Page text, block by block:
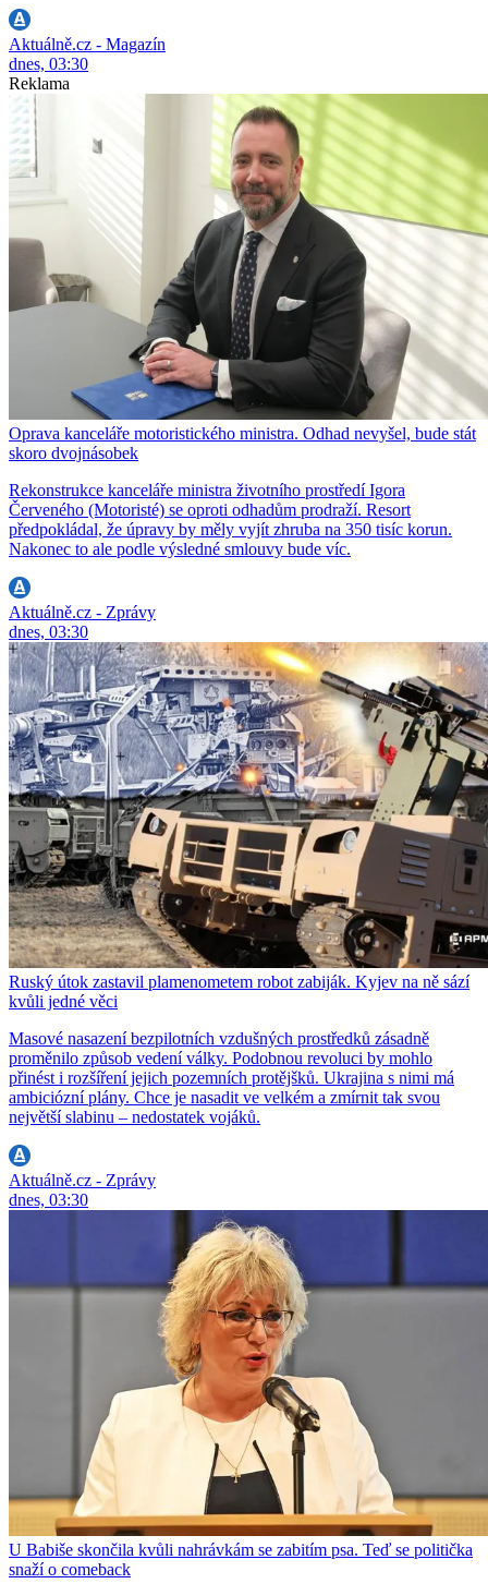
Aktuálně.cz - Magazín
dnes, 03:30
Reklama
Oprava kanceláře motoristického ministra. Odhad nevyšel, bude stát
skoro dvojnásobek
Rekonstrukce kanceláře ministra životního prostředí Igora
Červeného (Motoristé) se oproti odhadům prodraží. Resort
předpokládal, že úpravy by měly vyjít zhruba na 350 tisíc korun.
Nakonec to ale podle výsledné smlouvy bude víc.
Aktuálně.cz - Zprávy
dnes, 03:30
Ruský útok zastavil plamenometem robot zabiják. Kyjev na ně sází
kvůli jedné věci
Masové nasazení bezpilotních vzdušných prostředků zásadně
proměnilo způsob vedení války. Podobnou revoluci by mohlo
přinést i rozšíření jejich pozemních protějšků. Ukrajina s nimi má
ambiciózní plány. Chce je nasadit ve velkém a zmírnit tak svou
největší slabinu – nedostatek vojáků.
Aktuálně.cz - Zprávy
dnes, 03:30
U Babiše skončila kvůli nahrávkám se zabitím psa. Teď se politička
snaží o comeback